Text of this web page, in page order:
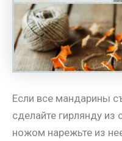
Если все мандарины
сделайте гирлянду
ножом нарежьте из